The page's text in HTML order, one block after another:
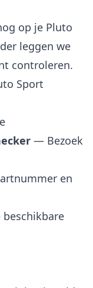
op je Pluto
leggen we
controleren.
Sport
— Bezoek
en